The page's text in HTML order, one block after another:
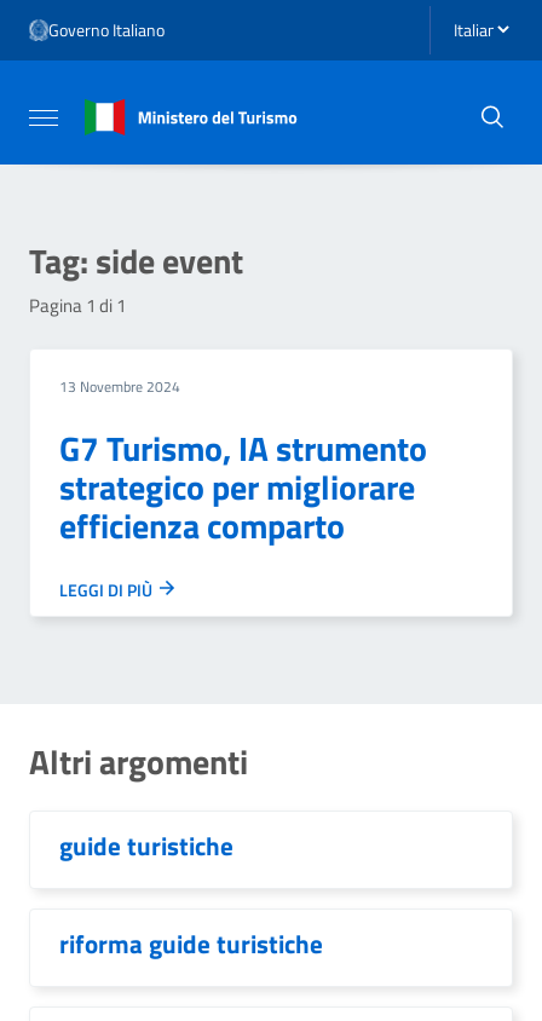
Vai al menu di navigazione
Vai al footer
Governo Italiano Seleziona
Attiva / disattiva la navigazione
Tag:side event
Pagina 1 di 1
13 Novembre 2024
G7 Turismo, IA strumento
strategico per migliorare
efficienza comparto
LEGGI DI PIÙ
Altri argomenti
guide turistiche
riforma guide turistiche